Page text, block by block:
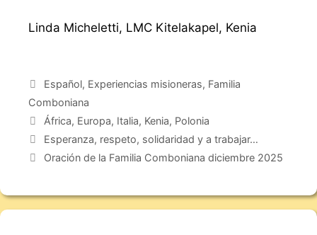
Linda Micheletti, LMC Kitelakapel, Kenia
Español, Experiencias misioneras, Familia
Comboniana
África, Europa, Italia, Kenia, Polonia
Esperanza, respeto, solidaridad y a trabajar…
Oración de la Familia Comboniana diciembre 2025